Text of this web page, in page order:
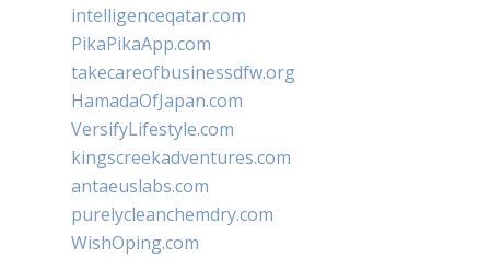
intelligenceqatar.com
PikaPikaApp.com
takecareofbusinessdfw.org
HamadaOfJapan.com
VersifyLifestyle.com
kingscreekadventures.com
antaeuslabs.com
purelycleanchemdry.com
WishOping.com